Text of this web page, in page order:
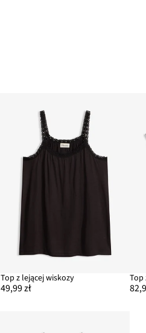
Top z lejącej wiskozy
49,99 zł
Top